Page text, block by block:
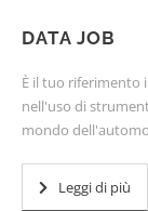
DATA JOB
È il tuo riferimento
nell'uso di
mondo
Leggi di più